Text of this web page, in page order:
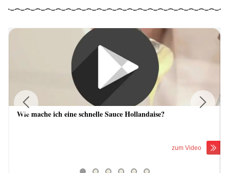
Wie mache ich eine schnelle Sauce Hollandaise?
zum Video
Previous